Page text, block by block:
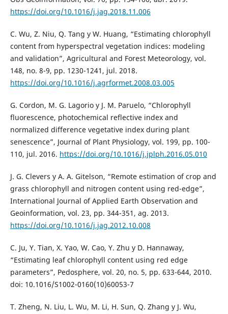
https://doi.org/10.1016/j.jag.2018.11.006
C. Wu, Z. Niu, Q. Tang y W. Huang, “Estimating chlorophyll
content from hyperspectral vegetation indices: modeling
and validation”, Agricultural and Forest Meteorology, vol.
148, no. 8-9, pp. 1230-1241, jul. 2018.
https://doi.org/10.1016/j.agrformet.2008.03.005
G. Cordon, M. G. Lagorio y J. M. Paruelo, “Chlorophyll
fluorescence, photochemical reflective index and
normalized difference vegetative index during plant
senescence”, Journal of Plant Physiology, vol. 199, pp. 100-
110, jul. 2016. https://doi.org/10.1016/j.jplph.2016.05.010
J. G. Clevers y A. A. Gitelson, “Remote estimation of crop and
grass chlorophyll and nitrogen content using red-edge”,
International Journal of Applied Earth Observation and
Geoinformation, vol. 23, pp. 344-351, ag. 2013.
https://doi.org/10.1016/j.jag.2012.10.008
C. Ju, Y. Tian, X. Yao, W. Cao, Y. Zhu y D. Hannaway,
“Estimating leaf chlorophyll content using red edge
parameters”, Pedosphere, vol. 20, no. 5, pp. 633-644, 2010.
doi: 10.1016/S1002-0160(10)60053-7
T. Zheng, N. Liu, L. Wu, M. Li, H. Sun, Q. Zhang y J. Wu,